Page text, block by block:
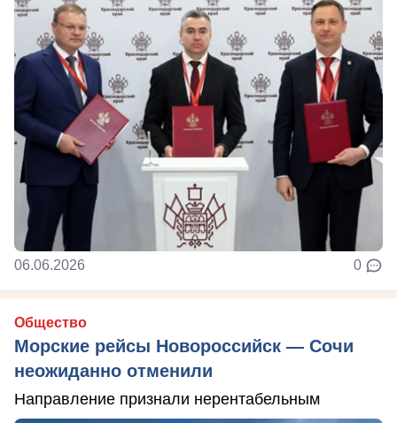
06.06.2026 0
Общество
Морские рейсы Новороссийск — Сочи
неожиданно отменили
Направление признали нерентабельным